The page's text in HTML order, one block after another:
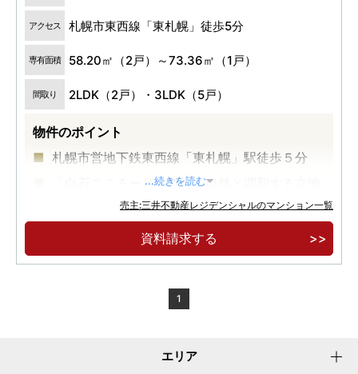
アクセス 札幌市東西線「東札幌」徒歩5分
専有面積 58.20㎡（2戸）～73.36㎡（1戸）
間取り 2LDK（2戸）・3LDK（5戸）
物件のポイント
札幌市営地下鉄東西線「東札幌」駅徒歩５分
「白石こころーど」隣接、自然と調和する立地
北海道初！「ウルトラファインバブル給湯シス
テム」採用
...続きを読む
売主:三井不動産レジデンシャルのマンション一覧
資料請求する
1
エリア